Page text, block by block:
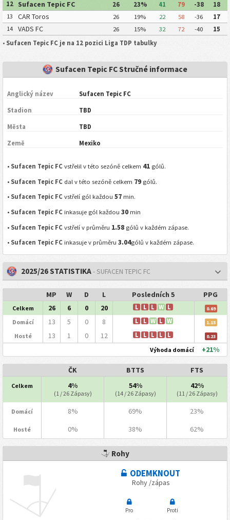
12
Sufacen Tepic FC 26 23% 41 79 -38
18
13
CAR Toros 26 19% 22 58 -36
17
14
VADS FC 26 15% 32 72 -40
15
• Sufacen Tepic FC je na 12 pozici Liga TDP tabulky
Sufacen Tepic FC Stručné informace
Anglický název Sufacen Tepic FC
Stadion TBD
Města TBD
Země Mexiko
• Sufacen Tepic FC vstřelil v této sezóně celkem 41 gólů.
• Sufacen Tepic FC dal v této sezóně celkem 79 gólů.
• Sufacen Tepic FC vstřelí gól každou57 min.
• Sufacen Tepic FC inkasuje gól každou30 min
• Sufacen Tepic FC vstřelí v průměru 1.58 gólů v každém zápase.
• Sufacen Tepic FC inkasuje v průměru3.04gólů v každém zápase.
2025/26 STATISTIKA- SUFACEN TEPIC FC
MP W D L Posledních 5 PPG
Celkem 26 6 0 20 L L L W L 0.69
Domácí 13 5 0 8 L L W L W 1.15
Hosté 13 1 0 12 L L L L L 0.23
Výhoda domácí +21%
ČK BTTS FTS
Celkem 4%
(1 / 26 Zápasy)
54%
(14 / 26 Zápasy)
42%
(11 / 26 Zápasy)
Domácí 8% 69% 23%
Hosté 0% 38% 62%
Rohy
ODEMKNOUT
Rohy /zápas
Pro
Proti